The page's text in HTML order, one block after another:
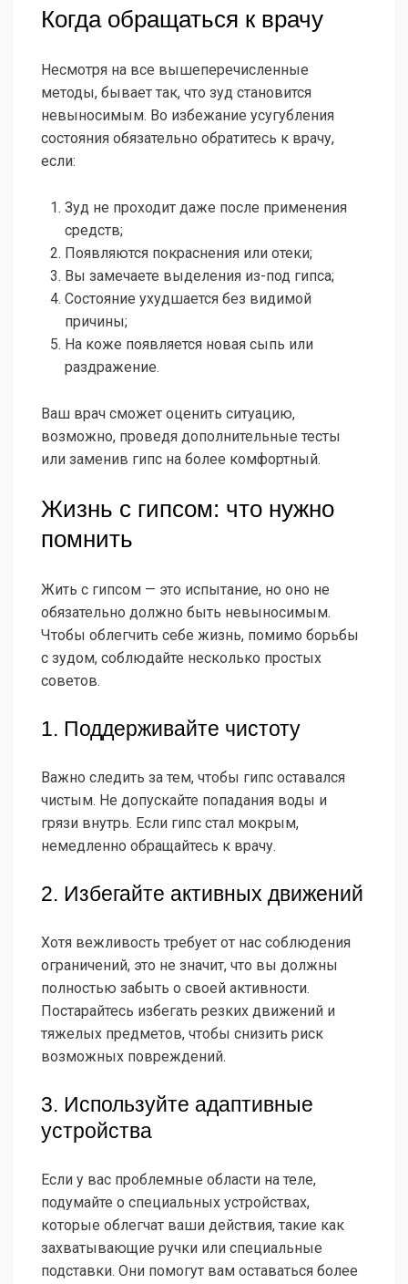
Когда обращаться к врачу
Несмотря на все вышеперечисленные
методы, бывает так, что зуд становится
невыносимым. Во избежание усугубления
состояния обязательно обратитесь к врачу,
если:
Зуд не проходит даже после применения
средств;
Появляются покраснения или отеки;
Вы замечаете выделения из-под гипса;
Состояние ухудшается без видимой
причины;
На коже появляется новая сыпь или
раздражение.
Ваш врач сможет оценить ситуацию,
возможно, проведя дополнительные тесты
или заменив гипс на более комфортный.
Жизнь с гипсом: что нужно
помнить
Жить с гипсом — это испытание, но оно не
обязательно должно быть невыносимым.
Чтобы облегчить себе жизнь, помимо борьбы
с зудом, соблюдайте несколько простых
советов.
1. Поддерживайте чистоту
Важно следить за тем, чтобы гипс оставался
чистым. Не допускайте попадания воды и
грязи внутрь. Если гипс стал мокрым,
немедленно обращайтесь к врачу.
2. Избегайте активных движений
Хотя вежливость требует от нас соблюдения
ограничений, это не значит, что вы должны
полностью забыть о своей активности.
Постарайтесь избегать резких движений и
тяжелых предметов, чтобы снизить риск
возможных повреждений.
3. Используйте адаптивные
устройства
Если у вас проблемные области на теле,
подумайте о специальных устройствах,
которые облегчат ваши действия, такие как
захватывающие ручки или специальные
подставки. Они помогут вам оставаться более